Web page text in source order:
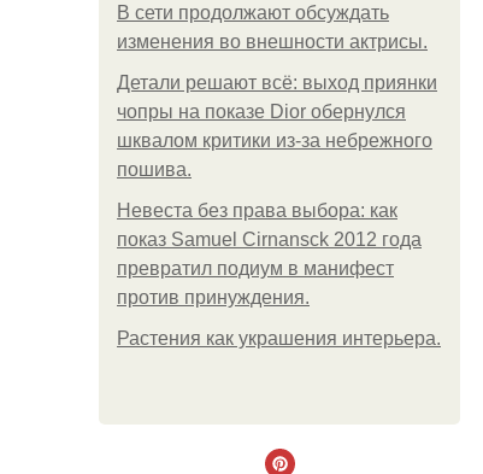
В сети продолжают обсуждать
изменения во внешности актрисы.
Детали решают всё: выход приянки
чопры на показе Dior обернулся
шквалом критики из-за небрежного
пошива.
Невеста без права выбора: как
показ Samuel Cirnansck 2012 года
превратил подиум в манифест
против принуждения.
Растения как украшения интерьера.